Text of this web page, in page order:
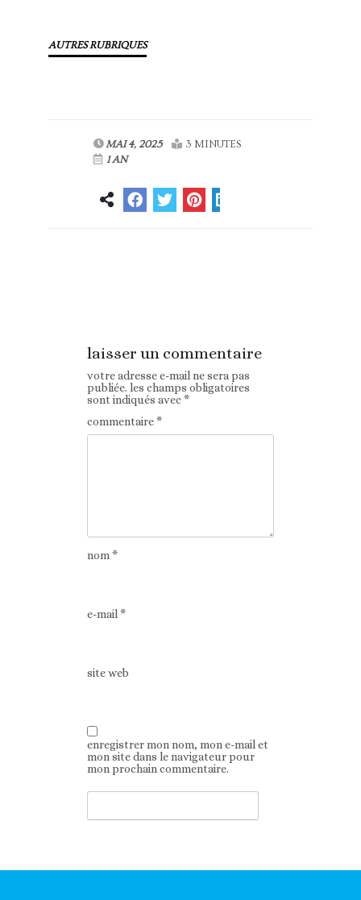
AUTRES RUBRIQUES
MAI 4, 2025
3 MINUTES
1 AN
laisser un commentaire
votre adresse e-mail ne sera pas
publiée. les champs obligatoires
sont indiqués avec*
commentaire*
nom*
e-mail*
site web
enregistrer mon nom, mon e-mail et
mon site dans le navigateur pour
mon prochain commentaire.